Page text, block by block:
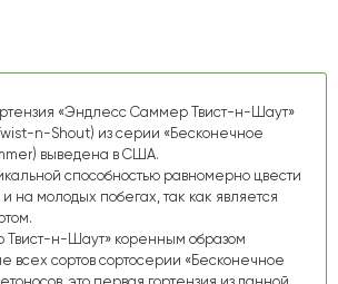
«Эндлесс Саммер Твист-н-Шаут»
n-Shout) из серии «Бесконечное
выведена в США.
способностью равномерно цвести
на молодых побегах, так как является
н-Шаут» коренным образом
всех сортов сортосерии «Бесконечное